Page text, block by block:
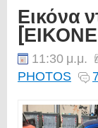
Εικόνα
11:30 μ.μ.
PHOTOS